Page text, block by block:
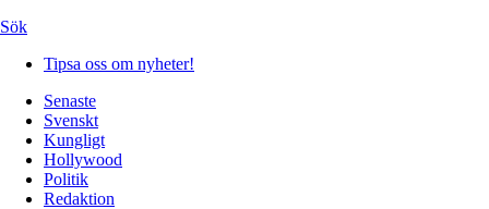
Sök
Tipsa oss om nyheter!
Senaste
Svenskt
Kungligt
Hollywood
Politik
Redaktion